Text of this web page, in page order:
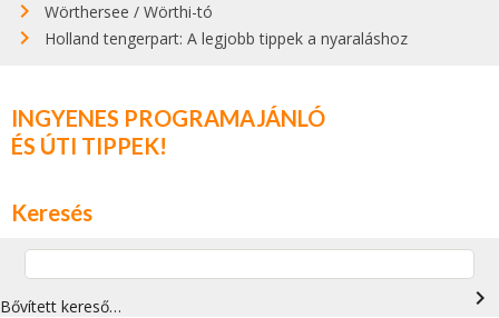
Wörthersee / Wörthi-tó
Holland tengerpart: A legjobb tippek a nyaraláshoz
INGYENES PROGRAMAJÁNLÓ
ÉS ÚTI TIPPEK!
Keresés
Bővített kereső… navigate_next